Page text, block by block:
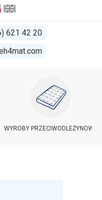
621 42 20
WYROBY PRZECIWODLEŻYNOWE